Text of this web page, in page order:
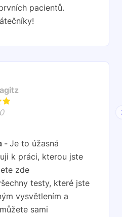
pacientů.
Je to úžasná
k práci, kterou jste
zde
testy, které jste
vysvětlením a
sami